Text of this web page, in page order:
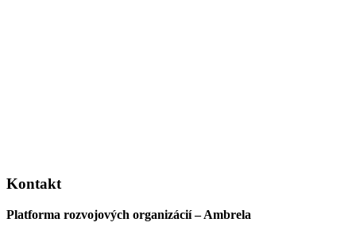
Kontakt
Platforma rozvojových organizácií – Ambrela